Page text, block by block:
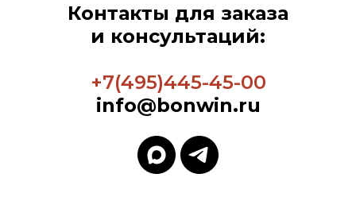
Контакты для заказа
и консультаций:
+7(495)445-45-00
info@bonwin.ru